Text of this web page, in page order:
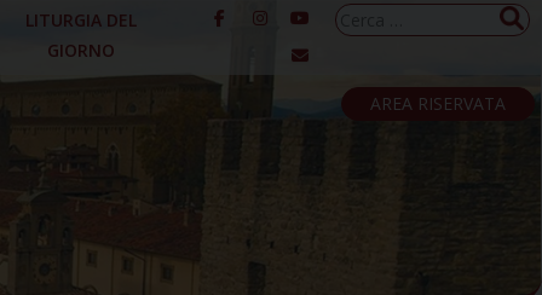
LITURGIA DEL
GIORNO
Ricerca
AREA RISERVATA